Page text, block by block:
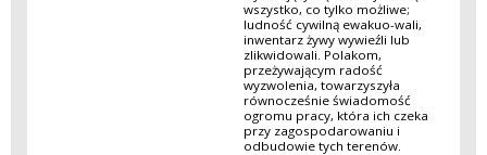
wszystko, co tylko możliwe;
ludność cywilną ewakuo-wali,
inwentarz żywy wywieźli lub
zlikwidowali. Polakom,
przeżywającym radość
wyzwolenia, towarzyszyła
równocześnie świadomość
ogromu pracy, która ich czeka
przy zagospodarowaniu i
odbudowie tych terenów.